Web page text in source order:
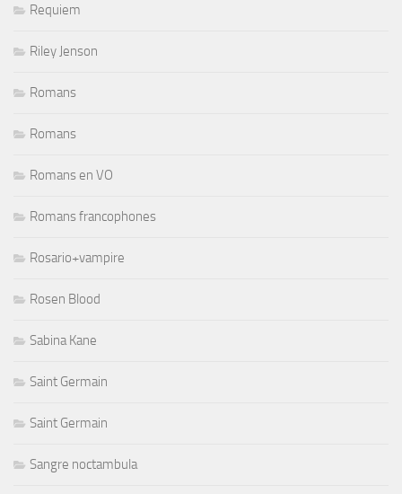
Requiem
Riley Jenson
Romans
Romans
Romans en VO
Romans francophones
Rosario+vampire
Rosen Blood
Sabina Kane
Saint Germain
Saint Germain
Sangre noctambula